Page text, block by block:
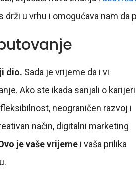
drži u vrhu i omogućava nam
dio. Sada je vrijeme da i vi
Ako ste ikada sanjali o karijeri
neograničen razvoj i
način, digitalni marketing
je vaše vrijeme i vaša prilika